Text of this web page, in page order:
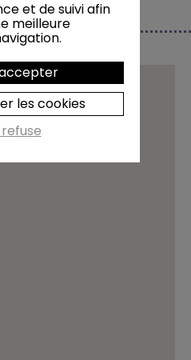
et de suivi afin
meilleure
les cookies